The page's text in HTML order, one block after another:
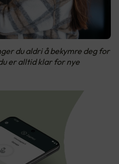
du aldri å bekymre deg for
er alltid klar for nye